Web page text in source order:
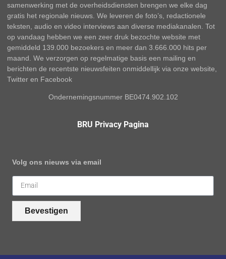
samenwerking met de overheidsdiensten brengen we elke dag
gratis het regionale nieuws. We leveren de foto’s, redactionele
teksten, audio en video interviews aan diverse mediakanalen. Tot
op vandaag hebben we een zeer druk bezochte website met
gemiddeld 139.000 bezoekers en meer dan 3.666.000 hits per
maand. We verzorgen op regelmatige basis een mailing en
berichten de recentste nieuwsfeiten onmiddellijk via onze website,
Twitter en Facebook
Ondernemingsnummer BE0474.902.102
BRU Privacy Pagina
Volg ons nieuws via email
Bevestigen